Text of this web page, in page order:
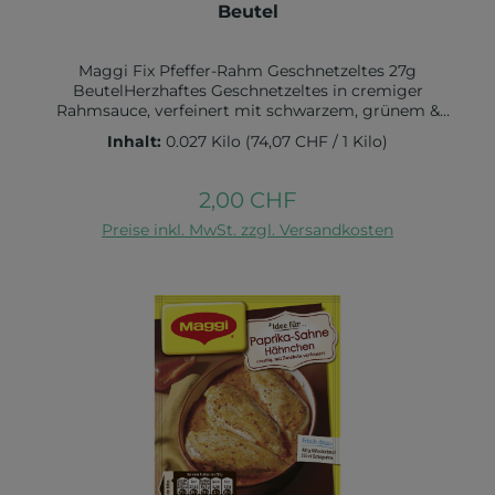
Beutel
Maggi Fix Pfeffer-Rahm Geschnetzeltes 27g
BeutelHerzhaftes Geschnetzeltes in cremiger
Rahmsauce, verfeinert mit schwarzem, grünem &
weißem PfefferGrössere Bestellmengen benötigen
mehr LieferzeitZutaten:WEIZENMEHL, Jodsalz, 9,5 %
Hefeextrakt, Aromen, Zucker, Zwiebeln, Petersilie,
Tomaten, Paprika, Sonnenblumenöl,
Maltodextrin. Kann SELLERIE, EIER, SENF und SOJA
%Ballaststoffe, 1,2 g Eiweiß 35,9 gSalz 2,6 g
Inhalt: 0.027 Kilo (74,07 CHF / 1 Kilo)
Regulärer Preis:
2,00 CHF
Preise inkl. MwSt. zzgl. Versandkosten
In den Warenkorb